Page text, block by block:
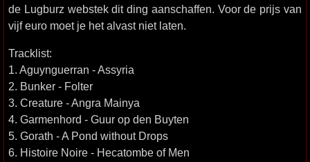
de Lugburz webstek dit ding aanschaffen. Voor de prijs van
vijf euro moet je het alvast niet laten.
Tracklist:
1. Aguynguerran - Assyria
2. Bunker - Folter
3. Creature - Angra Mainya
4. Garmenhord - Guur op den Buyten
5. Gorath - A Pond without Drops
6. Histoire Noire - Hecatombe of Men